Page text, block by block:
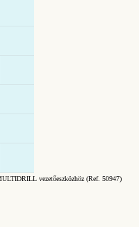
vezetőeszközhöz (Ref. 50947)